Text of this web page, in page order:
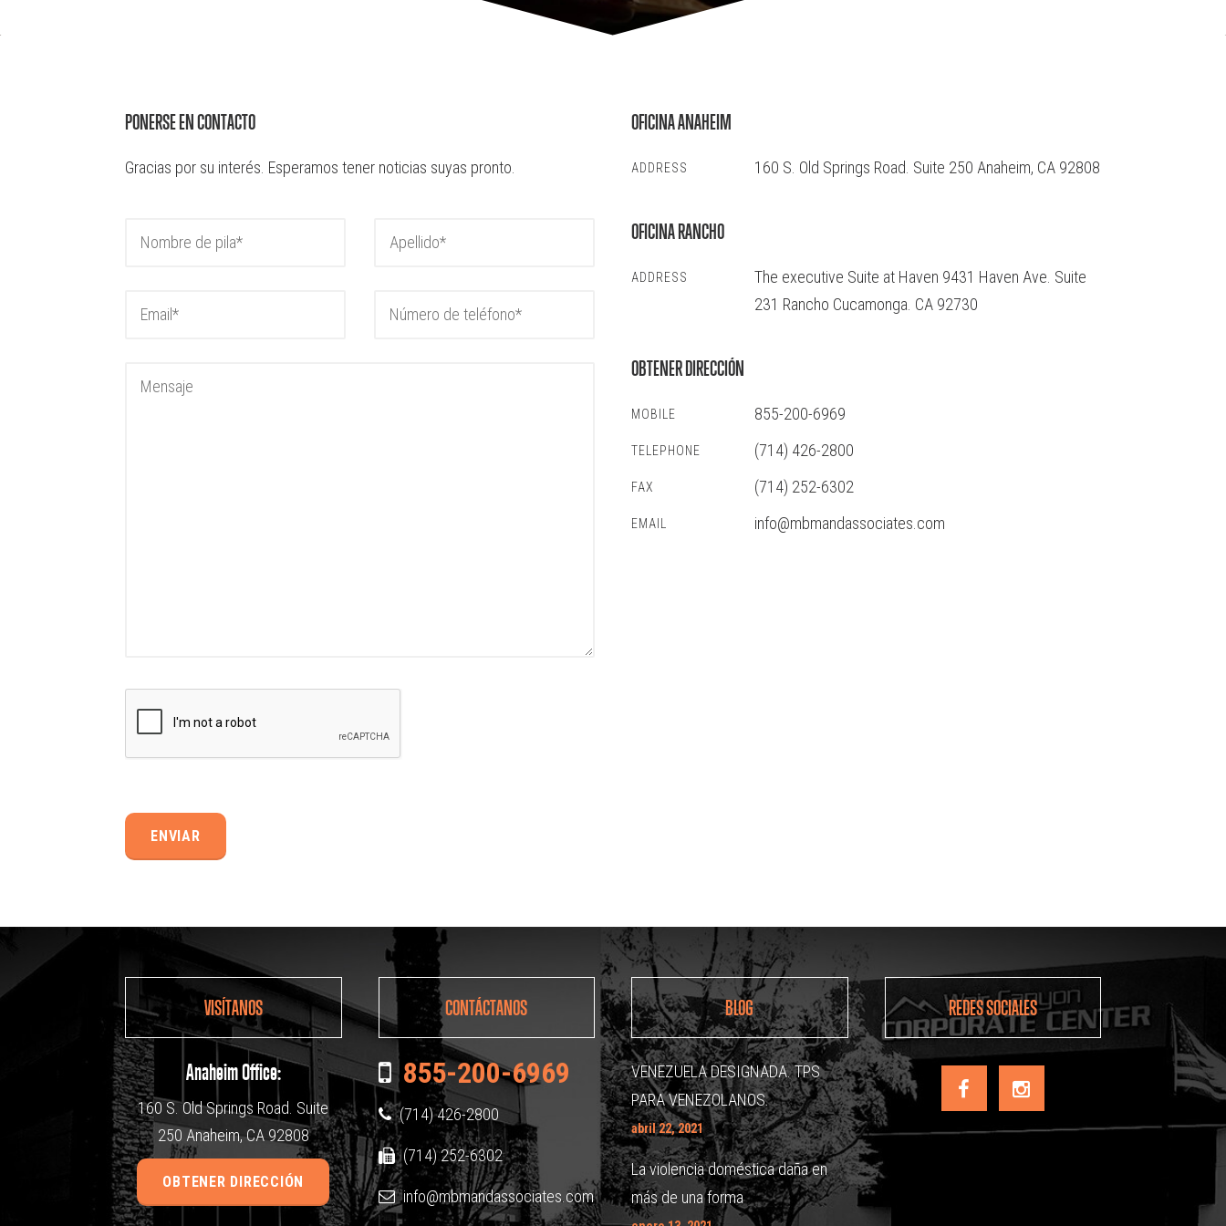
PONERSE EN CONTACTO
Gracias por su interés. Esperamos tener noticias suyas pronto.
OFICINA ANAHEIM
ADDRESS 160 S. Old Springs Road. Suite 250 Anaheim, CA 92808
OFICINA RANCHO
ADDRESS
The executive Suite at Haven 9431 Haven Ave. Suite
231 Rancho Cucamonga. CA 92730
OBTENER DIRECCIÓN
MOBILE 855-200-6969
TELEPHONE (714) 426-2800
FAX (714) 252-6302
EMAIL info@mbmandassociates.com
VISÍTANOS
Anaheim Office:
160 S. Old Springs Road. Suite
250 Anaheim, CA 92808
OBTENER DIRECCIÓN
CONTÁCTANOS
855-200-6969
(714) 426-2800
(714) 252-6302
info@mbmandassociates.com
BLOG
VENEZUELA DESIGNADA. TPS
PARA VENEZOLANOS.
abril 22, 2021
La violencia doméstica daña en
más de una forma
REDES SOCIALES